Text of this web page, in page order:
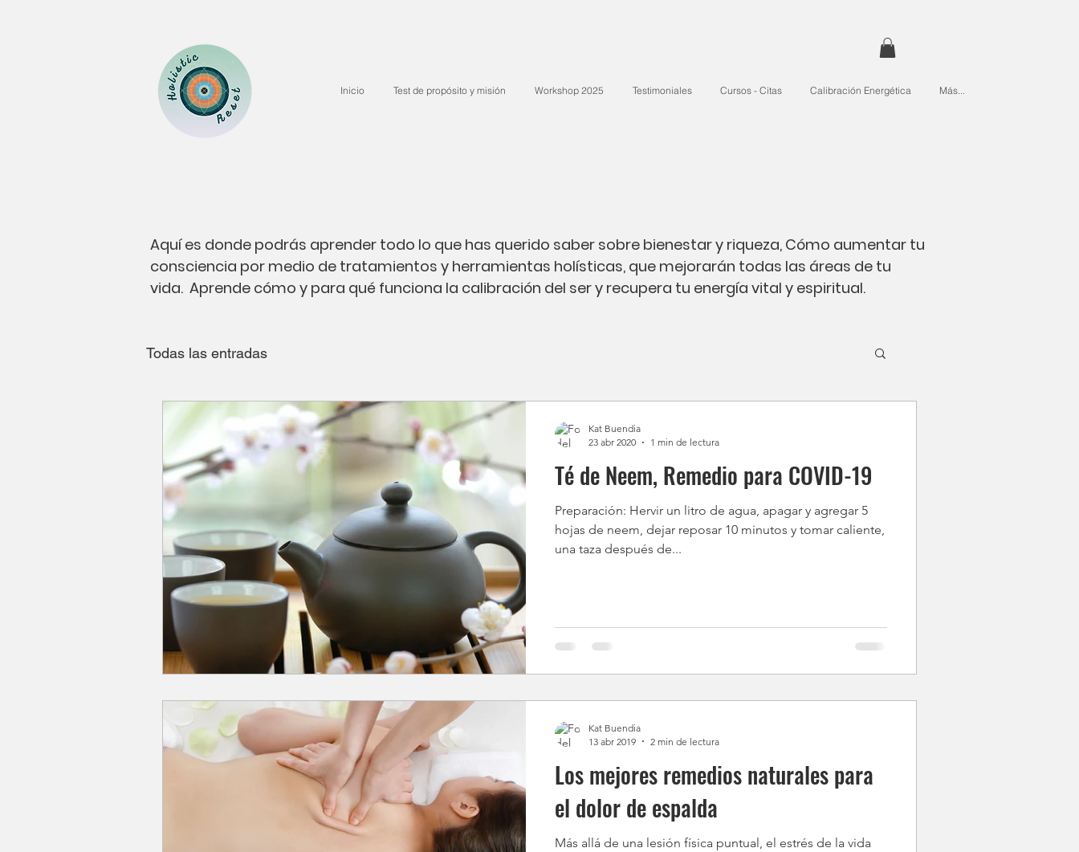
Inicio Test de propósito y misión Workshop 2025 Testimoniales Cursos - Citas Calibración Energética Más...
Aquí es donde podrás aprender todo lo que has querido saber sobre bienestar y riqueza, Cómo aumentar tu
consciencia por medio de tratamientos y herramientas holísticas, que mejorarán todas las áreas de tu
vida. Aprende cómo y para qué funciona la calibración del ser y recupera tu energía vital y espiritual.
Todas las entradas
Té de Neem, Remedio para COVID-19
Preparación: Hervir un litro de agua, apagar y agregar 5
hojas de neem, dejar reposar 10 minutos y tomar caliente,
una taza después de...
Kat Buendia
23 abr 2020
1 min de lectura
Los mejores remedios naturales para
el dolor de espalda
Más allá de una lesión física puntual, el estrés de la vida
Kat Buendia
13 abr 2019
2 min de lectura